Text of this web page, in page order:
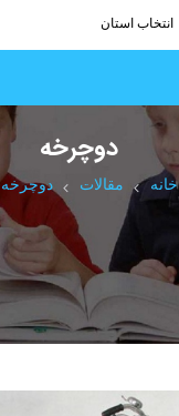
انتخاب استان
دوچرخه
خانه مقالات دوچرخه